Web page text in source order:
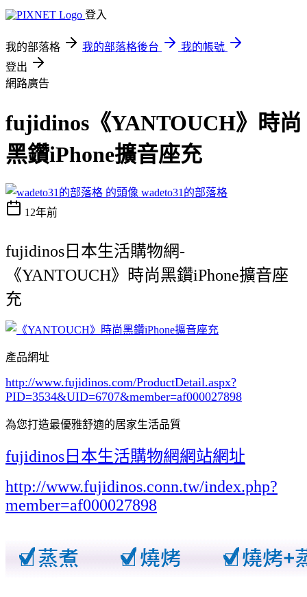
登入
我的部落格 我的部落格後台
我的帳號
登出
網路廣告
fujidinos《YANTOUCH》時尚
黑鑽iPhone擴音座充
wadeto31的部落格
12年前
fujidinos日本生活購物網-
《YANTOUCH》時尚黑鑽iPhone擴音座
充
產品網址
http://www.fujidinos.com/ProductDetail.aspx?
PID=3534&UID=6707&member=af000027898
為您打造最優雅舒適的居家生活品質
fujidinos日本生活購物網網站網址
http://www.fujidinos.conn.tw/index.php?
member=af000027898